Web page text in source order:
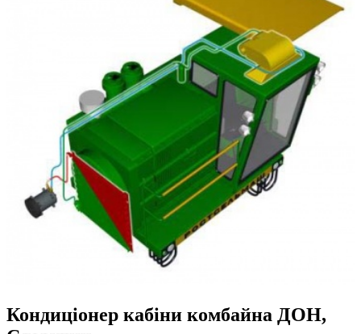
Кондиціонер кабіни комбайна ДОН,